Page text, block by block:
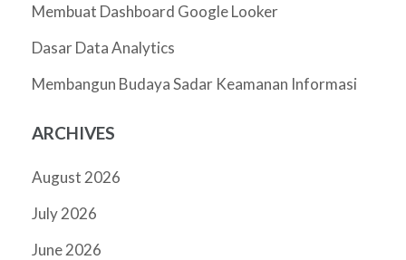
Membuat Dashboard Google Looker
Dasar Data Analytics
Membangun Budaya Sadar Keamanan Informasi
ARCHIVES
August 2026
July 2026
June 2026